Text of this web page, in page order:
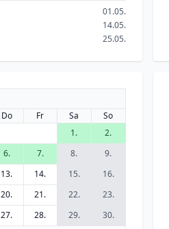
01.05.
14.05.
25.05.
Do Fr Sa
So
1.
2.
6. 7. 8.
9.
13. 14. 15.
16.
20. 21. 22.
23.
27. 28. 29.
30.